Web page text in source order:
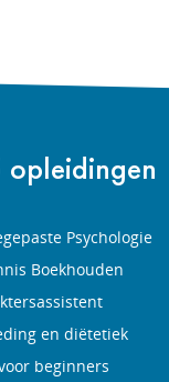
opleidingen
Psychologie
Boekhouden
en diëtetiek
beginners